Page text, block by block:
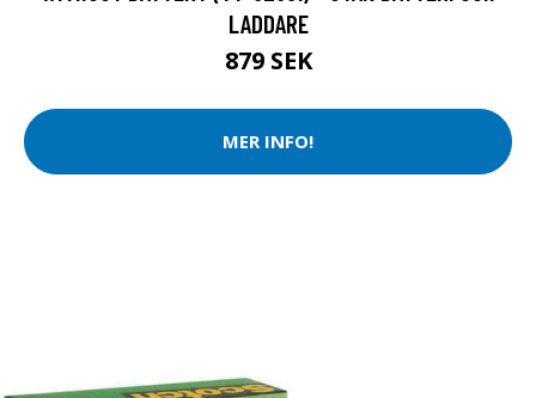
LADDARE
879 SEK
MER INFO!